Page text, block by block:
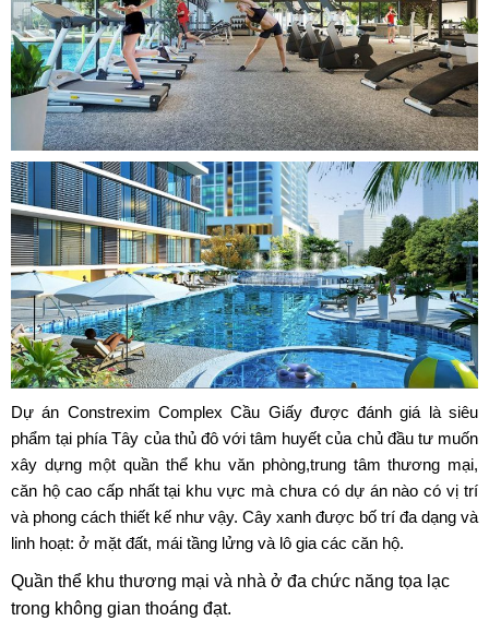
Dự án Constrexim Complex Cầu Giấyđược đánh giá là siêu
phẩm tại phía Tây của thủ đô với tâm huyết của chủ đầu tư muốn
xây dựng một quần thể khu văn phòng,trung tâm thương mại,
căn hộ cao cấp nhất tại khu vực mà chưa có dự án nào có vị trí
và phong cách thiết kế như vậy. Cây xanh được bố trí đa dạng và
linh hoạt: ở mặt đất, mái tầng lửng và lô gia các căn hộ.
Quần thể khu thương mại và nhà ở đa chức năng tọa lạc
trong không gian thoáng đạt.